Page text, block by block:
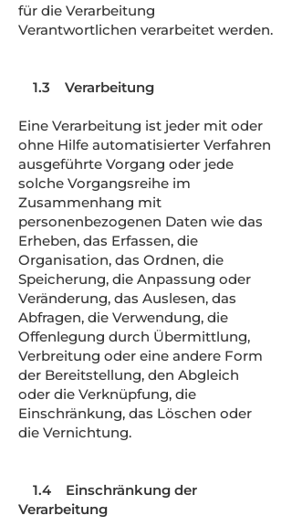
für die Verarbeitung
Verantwortlichen verarbeitet werden.
1.3 Verarbeitung
Eine Verarbeitung ist jeder mit oder
ohne Hilfe automatisierter Verfahren
ausgeführte Vorgang oder jede
solche Vorgangsreihe im
Zusammenhang mit
personenbezogenen Daten wie das
Erheben, das Erfassen, die
Organisation, das Ordnen, die
Speicherung, die Anpassung oder
Veränderung, das Auslesen, das
Abfragen, die Verwendung, die
Offenlegung durch Übermittlung,
Verbreitung oder eine andere Form
der Bereitstellung, den Abgleich
oder die Verknüpfung, die
Einschränkung, das Löschen oder
die Vernichtung.
1.4 Einschränkung der
Verarbeitung